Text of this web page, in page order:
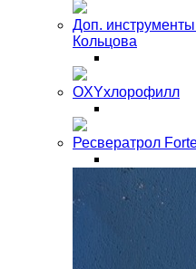
Доп.
Кольцова
OXYхлорофилл
Ресвератрол